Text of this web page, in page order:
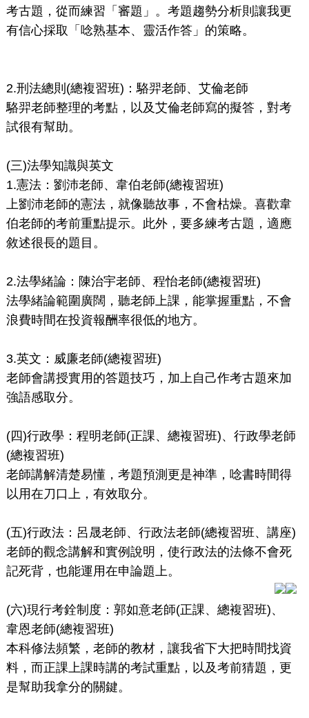
考古題，從而練習「審題」。考題趨勢分析則讓我更
有信心採取「唸熟基本、靈活作答」的策略。
2.刑法總則(總複習班)：駱羿老師、艾倫老師
駱羿老師整理的考點，以及艾倫老師寫的擬答，對考
試很有幫助。
(三)法學知識與英文
1.憲法：劉沛老師、韋伯老師(總複習班)
上劉沛老師的憲法，就像聽故事，不會枯燥。喜歡韋
伯老師的考前重點提示。此外，要多練考古題，適應
敘述很長的題目。
2.法學緒論：陳治宇老師、程怡老師(總複習班)
法學緒論範圍廣闊，聽老師上課，能掌握重點，不會
浪費時間在投資報酬率很低的地方。
3.英文：威廉老師(總複習班)
老師會講授實用的答題技巧，加上自己作考古題來加
強語感取分。
(四)行政學：程明老師(正課、總複習班)、行政學老師
(總複習班)
老師講解清楚易懂，考題預測更是神準，唸書時間得
以用在刀口上，有效取分。
(五)行政法：呂晟老師、行政法老師(總複習班、講座)
老師的觀念講解和實例說明，使行政法的法條不會死
記死背，也能運用在申論題上。
(六)現行考銓制度：郭如意老師(正課、總複習班)、
韋恩老師(總複習班)
本科修法頻繁，老師的教材，讓我省下大把時間找資
料，而正課上課時講的考試重點，以及考前猜題，更
是幫助我拿分的關鍵。